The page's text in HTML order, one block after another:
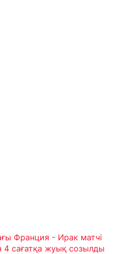
Франция - Ирак матчі
4 сағатқа жуық созылды